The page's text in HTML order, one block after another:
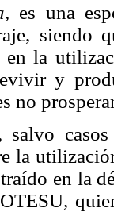
es una
siendo
en la
y
no
salvo
la
en la